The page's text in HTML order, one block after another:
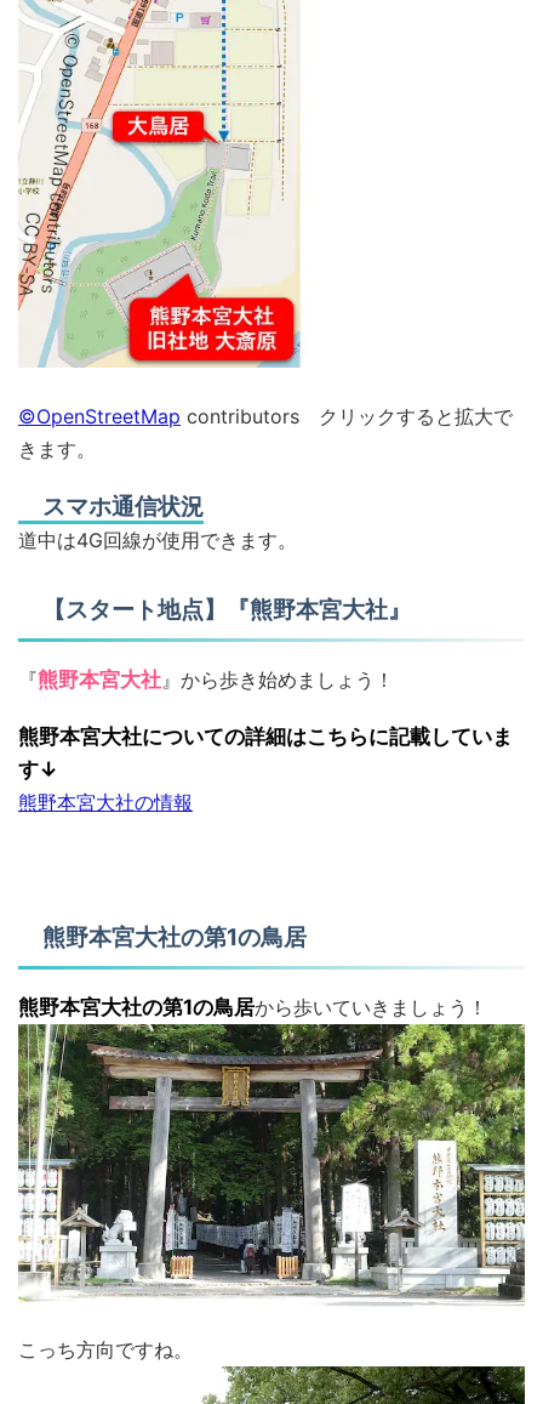
©OpenStreetMap contributors クリックすると拡大で
きます。
スマホ通信状況
道中は4G回線が使用できます。
【スタート地点】『熊野本宮大社』
『熊野本宮大社』から歩き始めましょう！
熊野本宮大社についての詳細はこちらに記載していま
す↓
熊野本宮大社の情報
熊野本宮大社の第1の鳥居
熊野本宮大社の第1の鳥居から歩いていきましょう！
こっち方向ですね。